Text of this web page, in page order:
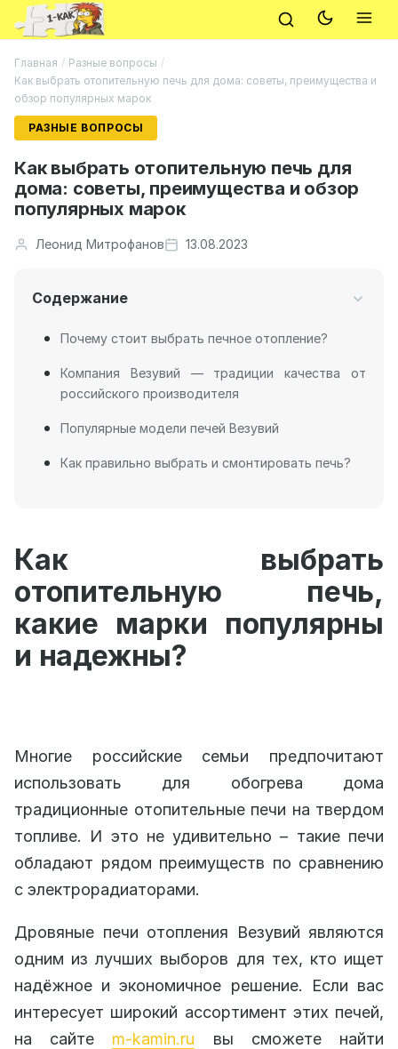
Главная / Разные вопросы /
Как выбрать отопительную печь для дома: советы, преимущества и
обзор популярных марок
РАЗНЫЕ ВОПРОСЫ
Как выбрать отопительную печь для
дома: советы, преимущества и обзор
популярных марок
Леонид Митрофанов 13.08.2023
Содержание
Почему стоит выбрать печное отопление?
Компания Везувий — традиции качества от
российского производителя
Популярные модели печей Везувий
Как правильно выбрать и смонтировать печь?
Как выбрать
отопительную печь,
какие марки популярны
и надежны?
Многие российские семьи предпочитают
использовать для обогрева дома
традиционные отопительные печи на твердом
топливе. И это не удивительно – такие печи
обладают рядом преимуществ по сравнению
с электрорадиаторами.
Дровяные печи отопления Везувий являются
одним из лучших выборов для тех, кто ищет
надёжное и экономичное решение. Если вас
интересует широкий ассортимент этих печей,
на сайте m-kamin.ru вы сможете найти